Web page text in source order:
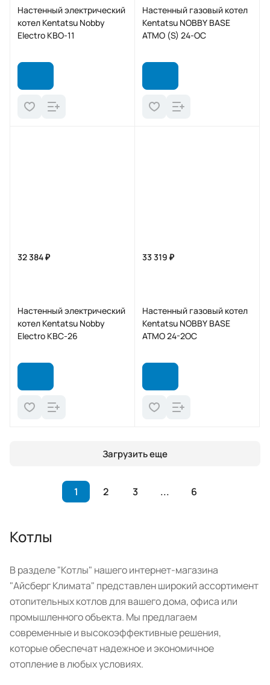
Настенный электрический
котел Kentatsu Nobby
Electro KBO-11
Настенный газовый котел
Kentatsu NOBBY BASE
ATMO (S) 24-OC
32 384 ₽
Настенный электрический
котел Kentatsu Nobby
Electro KBC-26
33 319 ₽
Настенный газовый котел
Kentatsu NOBBY BASE
ATMO 24-2OC
Загрузить еще
1 2 3 ... 6
Котлы
В разделе "Котлы" нашего интернет-магазина
"Айсберг Климата" представлен широкий ассортимент
отопительных котлов для вашего дома, офиса или
промышленного объекта. Мы предлагаем
современные и высокоэффективные решения,
которые обеспечат надежное и экономичное
отопление в любых условиях.